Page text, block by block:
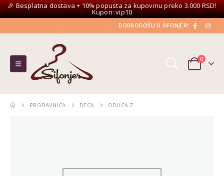
🎉 Besplatna dostava + 10% popusta za kupovinu preko 3.000 RSD!
Kupon: vip10
DOBRODOŠLI U ŠIFONJER!
0
PRODAVNICA DECA OBUCA Z